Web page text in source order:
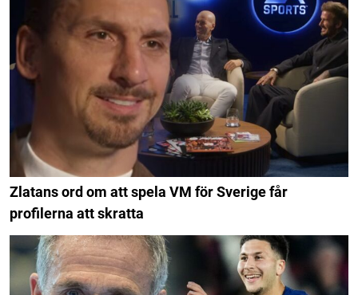
Zlatans ord om att spela VM för Sverige får
profilerna att skratta